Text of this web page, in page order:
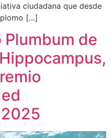
ciudadana que desde
[…]
Plumbum de